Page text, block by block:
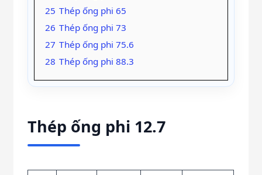
25 Thép ống phi 65
26 Thép ống phi 73
27 Thép ống phi 75.6
28 Thép ống phi 88.3
Thép ống phi 12.7